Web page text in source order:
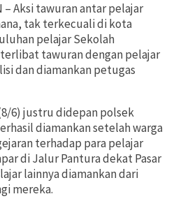
– Aksi tawuran antar pelajar
tak terkecuali di kota
pelajar Sekolah
tawuran dengan pelajar
dan diamankan petugas
6) justru didepan polsek
diamankan setelah warga
terhadap para pelajar
di Jalur Pantura dekat Pasar
lainnya diamankan dari
mereka.